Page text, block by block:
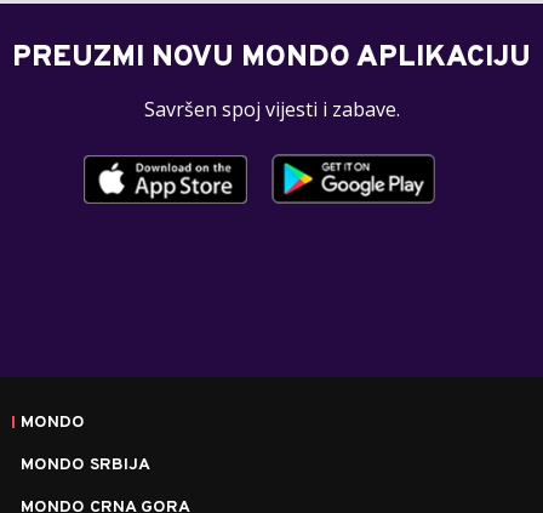
PREUZMI NOVU MONDO APLIKACIJU
Savršen spoj vijesti i zabave.
MONDO
MONDO SRBIJA
MONDO CRNA GORA